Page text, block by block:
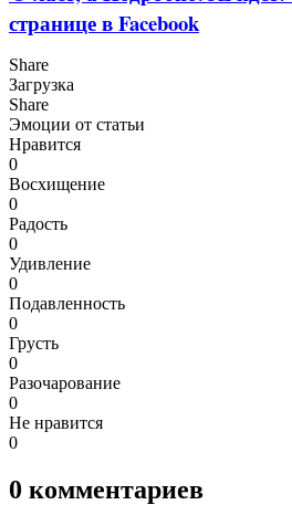
странице в Facebook
Share
Загрузка
Share
Эмоции от статьи
Нравится
0
Восхищение
0
Радость
0
Удивление
0
Подавленность
0
Грусть
0
Разочарование
0
Не нравится
0
0 комментариев